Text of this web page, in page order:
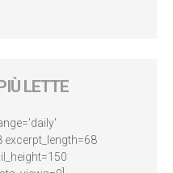
LETTE
excerpt_length=68